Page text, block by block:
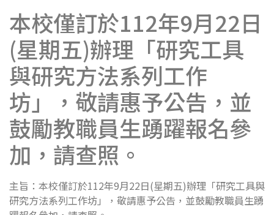
本校僅訂於112年9月22日
(星期五)辦理「研究工具
與研究方法系列工作
坊」，敬請惠予公告，並
鼓勵教職員生踴躍報名參
加，請查照。
主旨：本校僅訂於112年9月22日(星期五)辦理「研究工具與
研究方法系列工作坊」，敬請惠予公告，並鼓勵教職員生踴